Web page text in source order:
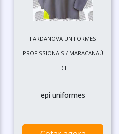
FARDANOVA UNIFORMES
PROFISSIONAIS / MARACANAÚ
- CE
epi uniformes